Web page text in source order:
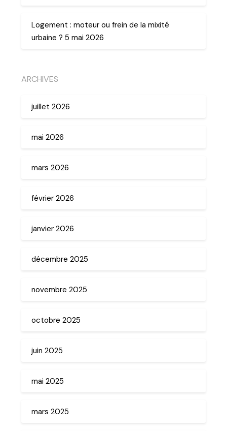
Logement : moteur ou frein de la mixité
urbaine ? 5 mai 2026
ARCHIVES
juillet 2026
mai 2026
mars 2026
février 2026
janvier 2026
décembre 2025
novembre 2025
octobre 2025
juin 2025
mai 2025
mars 2025